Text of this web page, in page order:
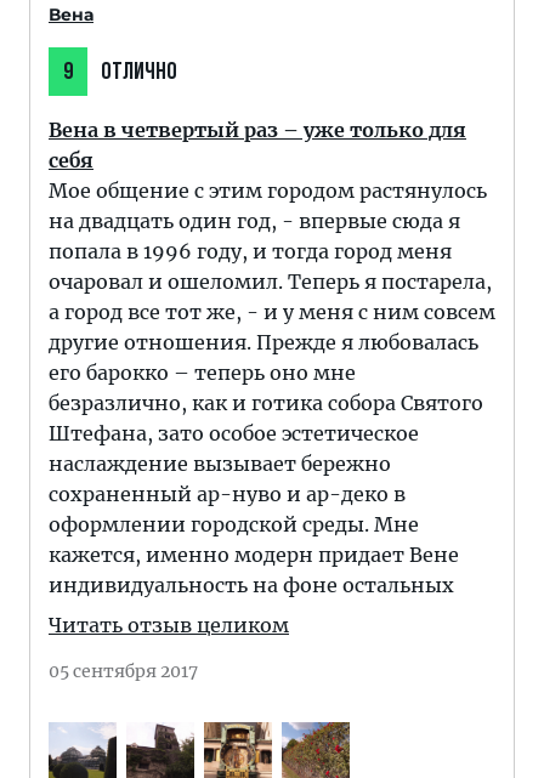
Вена
9 ОТЛИЧНО
Вена в четвертый раз – уже только для
себя
Мое общение с этим городом растянулось
на двадцать один год, - впервые сюда я
попала в 1996 году, и тогда город меня
очаровал и ошеломил. Теперь я постарела,
а город все тот же, - и у меня с ним совсем
другие отношения. Прежде я любовалась
его барокко – теперь оно мне
безразлично, как и готика собора Святого
Штефана, зато особое эстетическое
наслаждение вызывает бережно
сохраненный ар-нуво и ар-деко в
оформлении городской среды. Мне
кажется, именно модерн придает Вене
индивидуальность на фоне остальных
Читать отзыв целиком
05 сентября 2017